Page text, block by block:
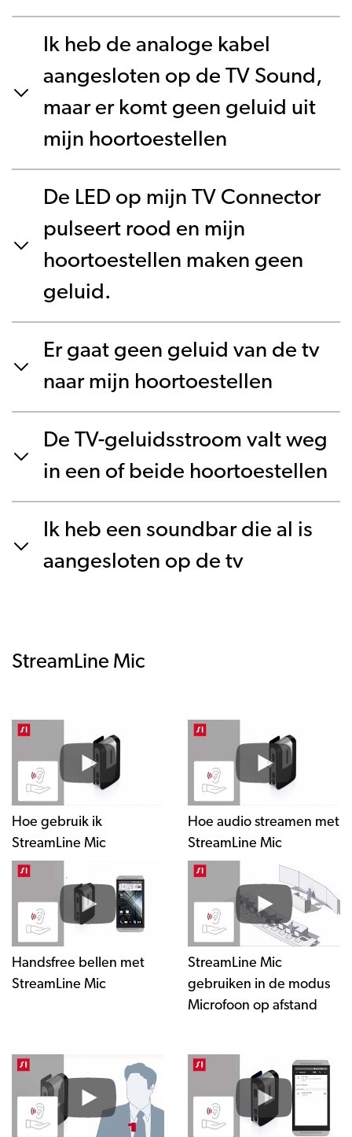
Ik heb de analoge kabel
aangesloten op de TV Sound,
maar er komt geen geluid uit
mijn hoortoestellen
De LED op mijn TV Connector
pulseert rood en mijn
hoortoestellen maken geen
geluid.
Er gaat geen geluid van de tv
naar mijn hoortoestellen
De TV-geluidsstroom valt weg
in een of beide hoortoestellen
Ik heb een soundbar die al is
aangesloten op de tv
StreamLine Mic
Hoe gebruik ik
StreamLine Mic
Hoe audio streamen met
StreamLine Mic
Handsfree bellen met
StreamLine Mic
StreamLine Mic
gebruiken in de modus
Microfoon op afstand